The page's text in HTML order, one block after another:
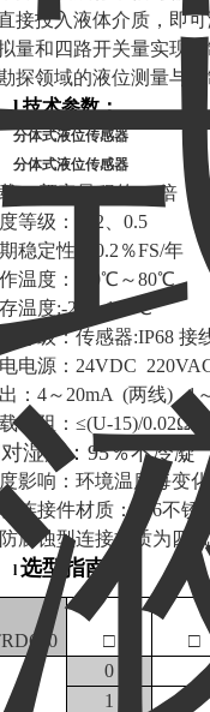
接投入液体介质，即
量和四路开关量实现
探领域的液位测量与
l技术参数：
分体式液位传感器
分体式液位传感器
: ≤额定量程的1.5倍
等级： 0.2、0.5
期稳定性
作温度
存温度
护等级：传
电源：24VDC
：4～20mA (两线) 1
电阻：≤(U-15)/0.02Ω
对湿度
影响：环境温度每变
连接件材质：316不
防腐蚀型连接材质为四
l 选型指南：
□ □
0
1